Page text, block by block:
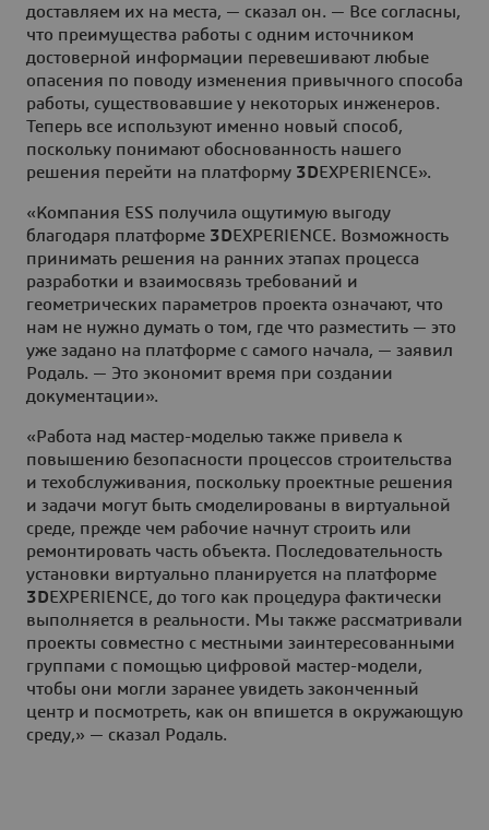
доставляем их на места, — сказал он. — Все согласны,
что преимущества работы с одним источником
достоверной информации перевешивают любые
опасения по поводу изменения привычного способа
работы, существовавшие у некоторых инженеров.
Теперь все используют именно новый способ,
поскольку понимают обоснованность нашего
решения перейти на платформу 3DEXPERIENCE».
«Компания ESS получила ощутимую выгоду
благодаря платформе 3DEXPERIENCE. Возможность
принимать решения на ранних этапах процесса
разработки и взаимосвязь требований и
геометрических параметров проекта означают, что
нам не нужно думать о том, где что разместить — это
уже задано на платформе с самого начала, — заявил
Родаль. — Это экономит время при создании
документации».
«Работа над мастер-моделью также привела к
повышению безопасности процессов строительства
и техобслуживания, поскольку проектные решения
и задачи могут быть смоделированы в виртуальной
среде, прежде чем рабочие начнут строить или
ремонтировать часть объекта. Последовательность
установки виртуально планируется на платформе
3DEXPERIENCE, до того как процедура фактически
выполняется в реальности. Мы также рассматривали
проекты совместно с местными заинтересованными
группами с помощью цифровой мастер-модели,
чтобы они могли заранее увидеть законченный
центр и посмотреть, как он впишется в окружающую
среду,» — сказал Родаль.